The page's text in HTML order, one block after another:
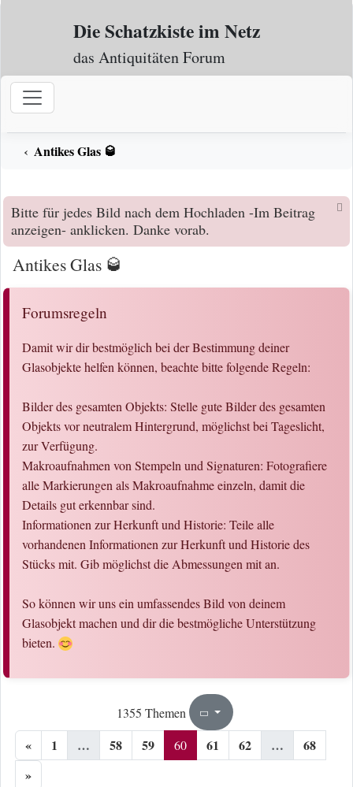
Zum Inhalt
Die Schatzkiste im Netz
das Antiquitäten Forum
Antikes Glas 🥃
Bitte für jedes Bild nach dem Hochladen -Im Beitrag
anzeigen- anklicken. Danke vorab.
Antikes Glas 🥃
Forumsregeln
Damit wir dir bestmöglich bei der Bestimmung deiner
Glasobjekte helfen können, beachte bitte folgende Regeln:
Bilder des gesamten Objekts: Stelle gute Bilder des gesamten
Objekts vor neutralem Hintergrund, möglichst bei Tageslicht,
zur Verfügung.
Makroaufnahmen von Stempeln und Signaturen: Fotografiere
alle Markierungen als Makroaufnahme einzeln, damit die
Details gut erkennbar sind.
Informationen zur Herkunft und Historie: Teile alle
vorhandenen Informationen zur Herkunft und Historie des
Stücks mit. Gib möglichst die Abmessungen mit an.
So können wir uns ein umfassendes Bild von deinem
Glasobjekt machen und dir die bestmögliche Unterstützung
bieten.
1355 Themen Seite60
« 1 … 58 59 60 61 62 …
68
»